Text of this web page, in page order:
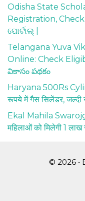
Odisha State
Registration,
ପୋର୍ଟାଲ୍ |
Telangana Yuva
Online: Check
వికాసం పథకం
Haryana 500Rs
रूपये में गैस सिलेंडर,
Ekal Mahila
महिलाओं को मिलेगी 1 लाख
© 2026 •